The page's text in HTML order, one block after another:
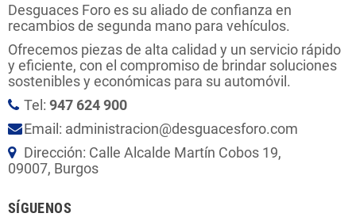
Desguaces Foro es su aliado de confianza en
recambios de segunda mano para vehículos.
Ofrecemos piezas de alta calidad y un servicio rápido
y eficiente, con el compromiso de brindar soluciones
sostenibles y económicas para su automóvil.
Tel: 947 624 900
Email: administracion@desguacesforo.com
Dirección: Calle Alcalde Martín Cobos 19,
09007, Burgos
SÍGUENOS